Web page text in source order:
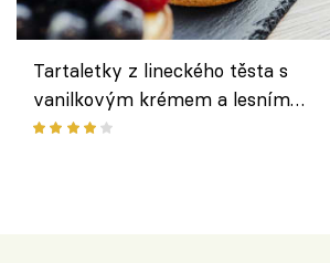
Tartaletky z lineckého těsta s
vanilkovým krémem a lesním
ovocem podle Bread Society